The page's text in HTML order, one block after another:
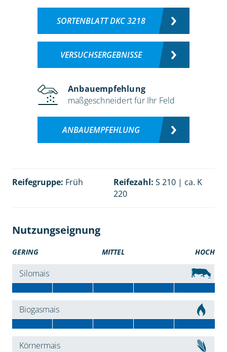
SORTENBLATT DKC 3218
VERSUCHSERGEBNISSE
Anbauempfehlung
maßgeschneidert für Ihr Feld
ANBAUEMPFEHLUNG
Reifegruppe: Früh Reifezahl: S 210 | ca. K
220
Nutzungseignung
GERING MITTEL HOCH
Silomais
Biogasmais
Körnermais